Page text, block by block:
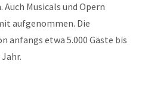
Musicals und Opern
aufgenommen. Die
anfangs etwa 5.000 Gäste bis